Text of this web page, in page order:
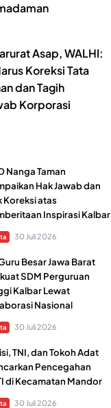
Asap, WALHI:
Koreksi Tata
dan Tagih
Korporasi
Nanga Taman
Hak Jawab dan
Koreksi atas
Inspirasi Kalbar
30 Juli 2026
Besar Jawa Barat
SDM Perguruan
Kalbar Lewat
Nasional
30 Juli 2026
TNI, dan Tokoh Adat
Pencegahan
di Kecamatan Mandor
30 Juli 2026